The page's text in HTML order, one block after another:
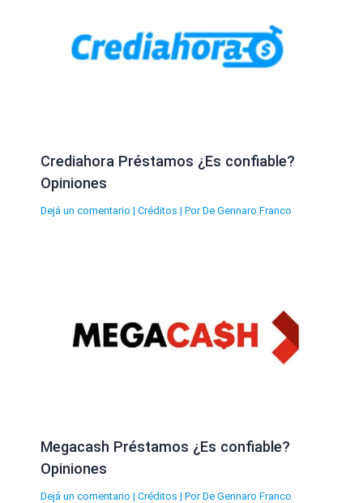
Crediahora Préstamos ¿Es confiable?
Opiniones
Dejá un comentario | Créditos | Por De Gennaro Franco
Megacash Préstamos ¿Es confiable?
Opiniones
Dejá un comentario | Créditos | Por De Gennaro Franco